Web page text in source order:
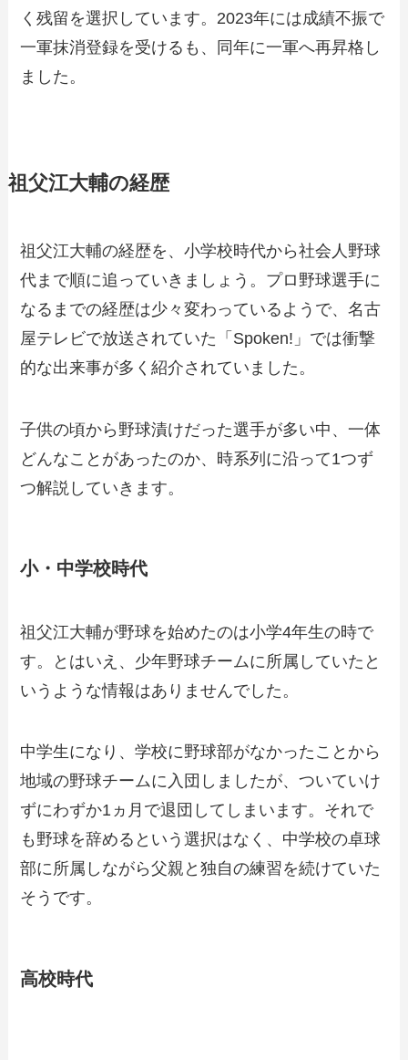
く残留を選択しています。2023年には成績不振で
一軍抹消登録を受けるも、同年に一軍へ再昇格し
ました。
祖父江大輔の経歴
祖父江大輔の経歴を、小学校時代から社会人野球
代まで順に追っていきましょう。プロ野球選手に
なるまでの経歴は少々変わっているようで、名古
屋テレビで放送されていた「Spoken!」では衝撃
的な出来事が多く紹介されていました。
子供の頃から野球漬けだった選手が多い中、一体
どんなことがあったのか、時系列に沿って1つず
つ解説していきます。
小・中学校時代
祖父江大輔が野球を始めたのは小学4年生の時で
す。とはいえ、少年野球チームに所属していたと
いうような情報はありませんでした。
中学生になり、学校に野球部がなかったことから
地域の野球チームに入団しましたが、ついていけ
ずにわずか1ヵ月で退団してしまいます。それで
も野球を辞めるという選択はなく、中学校の卓球
部に所属しながら父親と独自の練習を続けていた
そうです。
高校時代